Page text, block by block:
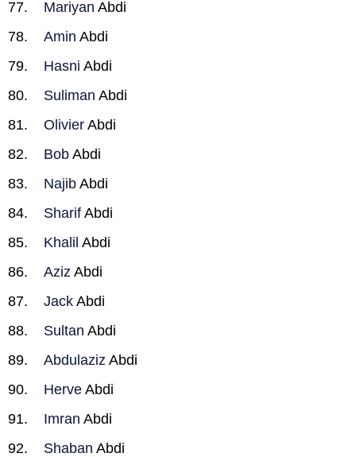
Mariyan Abdi
Amin Abdi
Hasni Abdi
Suliman Abdi
Olivier Abdi
Bob Abdi
Najib Abdi
Sharif Abdi
Khalil Abdi
Aziz Abdi
Jack Abdi
Sultan Abdi
Abdulaziz Abdi
Herve Abdi
Imran Abdi
Shaban Abdi